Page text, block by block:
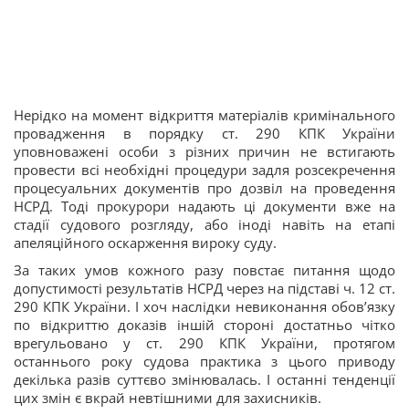
Нерідко на момент відкриття матеріалів кримінального
провадження в порядку ст. 290 КПК України
уповноважені особи з різних причин не встигають
провести всі необхідні процедури задля розсекречення
процесуальних документів про дозвіл на проведення
НСРД. Тоді прокурори надають ці документи вже на
стадії судового розгляду, або іноді навіть на етапі
апеляційного оскарження вироку суду.
За таких умов кожного разу повстає питання щодо
допустимості результатів НСРД через на підставі ч. 12 ст.
290 КПК України. І хоч наслідки невиконання обов’язку
по відкриттю доказів іншій стороні достатньо чітко
врегульовано у ст. 290 КПК України, протягом
останнього року судова практика з цього приводу
декілька разів суттєво змінювалась. І останні тенденції
цих змін є вкрай невтішними для захисників.